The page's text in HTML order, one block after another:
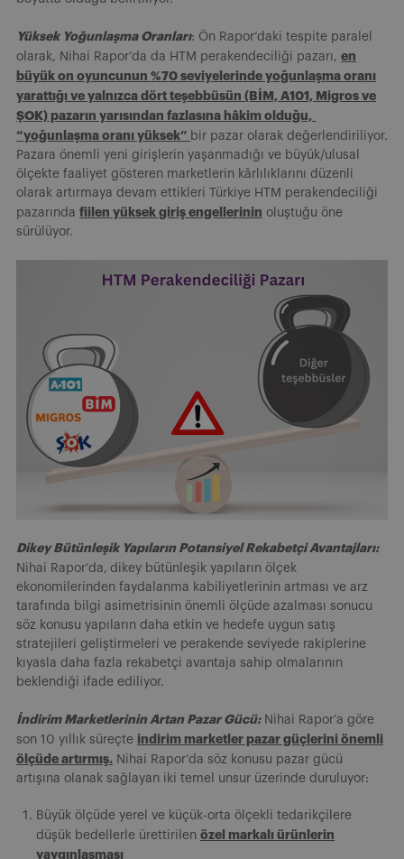
Yüksek Yoğunlaşma Oranları: Ön Rapor’daki tespite paralel
olarak, Nihai Rapor’da da HTM perakendeciliği pazarı, en
büyük on oyuncunun %70 seviyelerinde yoğunlaşma oranı
yarattığı ve yalnızca dört teşebbüsün (BİM, A101, Migros ve
ŞOK) pazarın yarısından fazlasına hâkim olduğu,
“yoğunlaşma oranı yüksek” bir pazar olarak değerlendiriliyor.
Pazara önemli yeni girişlerin yaşanmadığı ve büyük/ulusal
ölçekte faaliyet gösteren marketlerin kârlılıklarını düzenli
olarak artırmaya devam ettikleri Türkiye HTM perakendeciliği
pazarında fiilen yüksek giriş engellerinin oluştuğu öne
sürülüyor.
Dikey Bütünleşik Yapıların Potansiyel Rekabetçi Avantajları:
Nihai Rapor’da, dikey bütünleşik yapıların ölçek
ekonomilerinden faydalanma kabiliyetlerinin artması ve arz
tarafında bilgi asimetrisinin önemli ölçüde azalması sonucu
söz konusu yapıların daha etkin ve hedefe uygun satış
stratejileri geliştirmeleri ve perakende seviyede rakiplerine
kıyasla daha fazla rekabetçi avantaja sahip olmalarının
beklendiği ifade ediliyor.
İndirim Marketlerinin Artan Pazar Gücü:Nihai Rapor’a göre
son 10 yıllık süreçte indirim marketler pazar güçlerini önemli
ölçüde artırmış. Nihai Rapor’da söz konusu pazar gücü
artışına olanak sağlayan iki temel unsur üzerinde duruluyor:
Büyük ölçüde yerel ve küçük-orta ölçekli tedarikçilere
düşük bedellerle ürettirilen özel markalı ürünlerin
yaygınlaşması